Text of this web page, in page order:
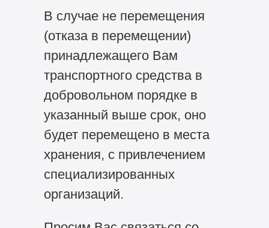
В случае не перемещения
(отказа в перемещении)
принадлежащего Вам
транспортного средства в
добровольном порядке в
указанный выше срок, оно
будет перемещено в места
хранения, с привлечением
специализированных
организаций.